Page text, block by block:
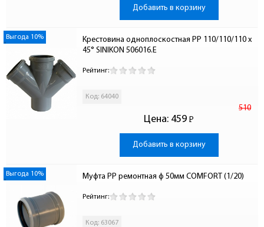
Добавить в корзину
Выгода 10%
Крестовина одноплоскостная PP 110/110/110 x
45° SINIKON 506016.E
Рейтинг:
Код: 64040
Цена:
510
459 Р
-
Добавить в корзину
Выгода 10% Муфта PP ремонтная ф 50мм COMFORT (1/20)
Рейтинг:
Код: 63067